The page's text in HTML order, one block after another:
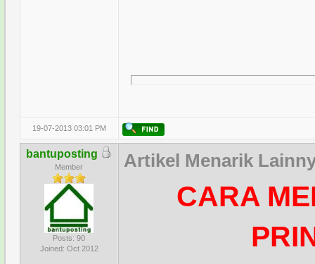
19-07-2013 03:01 PM
bantuposting
Member
Posts: 90
Joined: Oct 2012
Artikel Menarik
CARA